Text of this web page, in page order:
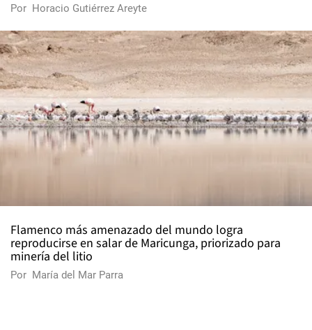
Por Horacio Gutiérrez Areyte
Flamenco más amenazado del mundo logra
reproducirse en salar de Maricunga, priorizado para
minería del litio
Por María del Mar Parra